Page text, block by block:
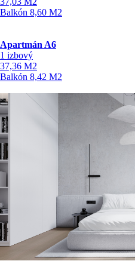
Balkón 8,60 M2
Apartmán A6
1 izbový
37,36 M2
Balkón 8,42 M2